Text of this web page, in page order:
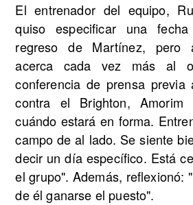
El entrenador del equipo,
quiso especificar una
regreso de Martínez, pero
acerca cada vez más al
conferencia de prensa previa
contra el Brighton,
cuándo estará en forma.
campo de al lado. Se siente
decir un día específico. Está
el grupo". Además, reflexionó:
de él ganarse el puesto".